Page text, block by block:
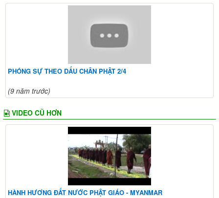
PHÓNG SỰ THEO DẤU CHÂN PHẬT 2/4
(9 năm trước)
VIDEO CŨ HƠN
HÀNH HƯƠNG ĐẤT NƯỚC PHẬT GIÁO - MYANMAR